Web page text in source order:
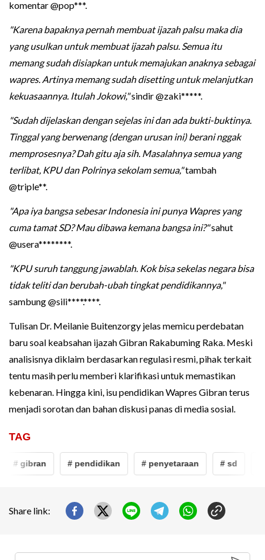
komentar @pop***.
"Karena bapaknya pernah membuat ijazah palsu maka dia
yang usulkan untuk membuat ijazah palsu. Semua itu
memang sudah disiapkan untuk memajukan anaknya sebagai
wapres. Artinya memang sudah disetting untuk melanjutkan
kekuasaannya. Itulah Jokowi,"sindir @zaki*****.
"Sudah dijelaskan dengan sejelas ini dan ada bukti-buktinya.
Tinggal yang berwenang (dengan urusan ini) berani nggak
memprosesnya? Dah gitu aja sih. Masalahnya semua yang
terlibat, KPU dan Polrinya sekolam semua,"tambah
@triple**.
"Apa iya bangsa sebesar Indonesia ini punya Wapres yang
cuma tamat SD? Mau dibawa kemana bangsa ini?"sahut
@usera********.
"KPU suruh tanggung jawablah. Kok bisa sekelas negara bisa
tidak teliti dan berubah-ubah tingkat pendidikannya,"
sambung @sili****.****.
Tulisan Dr. Meilanie Buitenzorgy jelas memicu perdebatan
baru soal keabsahan ijazah Gibran Rakabuming Raka. Meski
analisisnya diklaim berdasarkan regulasi resmi, pihak terkait
tentu masih perlu memberi klarifikasi untuk memastikan
kebenaran. Hingga kini, isu pendidikan Wapres Gibran terus
menjadi sorotan dan bahan diskusi panas di media sosial.
TAG
# gibran # pendidikan # penyetaraan # sd
Share link: